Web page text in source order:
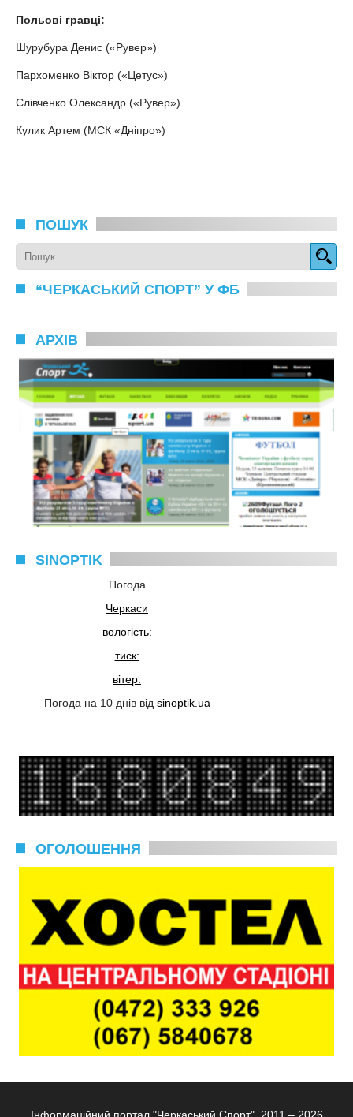
Польові гравці:
Шурубура Денис («Рувер»)
Пархоменко Віктор («Цетус»)
Слівченко Олександр («Рувер»)
Кулик Артем (МСК «Дніпро»)
ПОШУК
“ЧЕРКАСЬКИЙ СПОРТ” У ФБ
АРХІВ
SINOPTIK
Погода
Черкаси
вологість:
тиск:
вітер:
Погода на 10 днів від sinoptik.ua
ОГОЛОШЕННЯ